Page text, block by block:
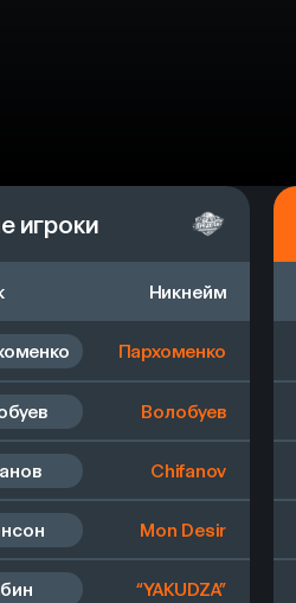
игроки
Никнейм
Пархоменко
Волобуев
Chifanov
Mon Desir
“YAKUDZA”